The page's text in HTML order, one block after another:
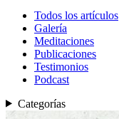
Todos los artículos
Galería
Meditaciones
Publicaciones
Testimonios
Podcast
Categorías